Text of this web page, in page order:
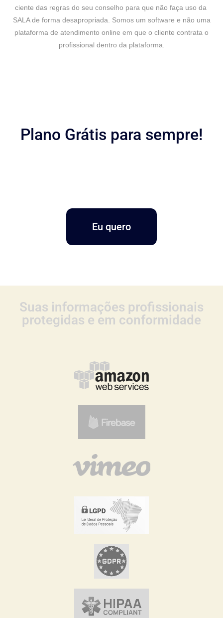
ciente das regras do seu conselho para que não faça uso da
SALA de forma desapropriada. Somos um software e não uma
plataforma de atendimento online em que o cliente contrata o
profissional dentro da plataforma.
Plano Grátis para sempre!
Eu quero
Suas informações profissionais
protegidas e em conformidade